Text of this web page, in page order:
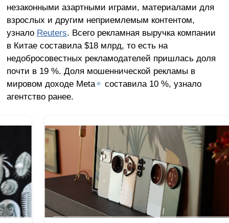
незаконными азартными играми, материалами для
взрослых и другим неприемлемым контентом,
узнало Reuters. Всего рекламная выручка компании
в Китае составила $18 млрд, то есть на
недобросовестных рекламодателей пришлась доля
почти в 19 %. Доля мошеннической рекламы в
мировом доходе Meta✴ составила 10 %, узнало
агентство ранее.